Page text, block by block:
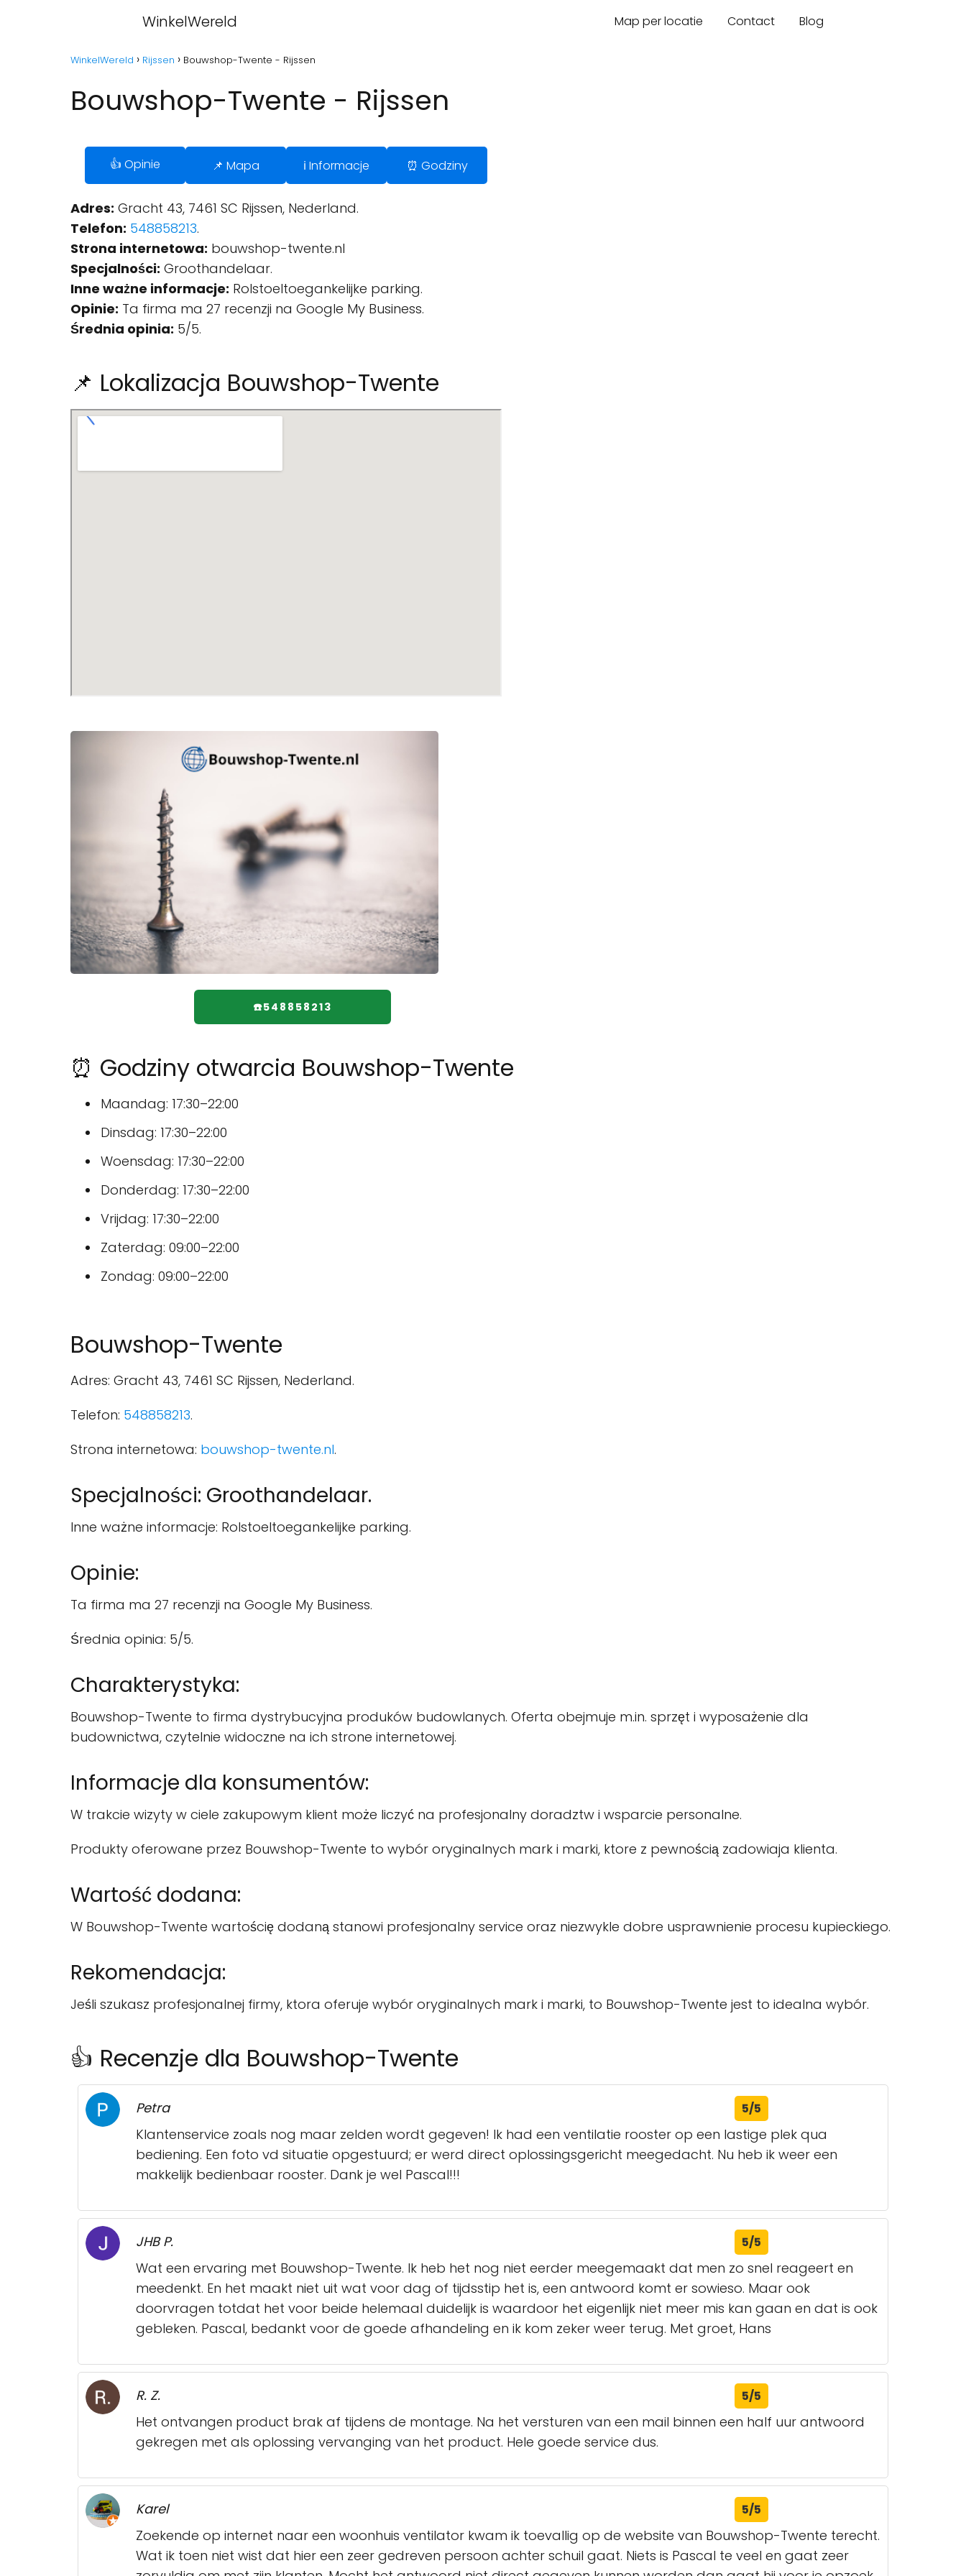
WinkelWereld Map per locatie Contact Blog
WinkelWereld Rijssen Bouwshop-Twente - Rijssen
Bouwshop-Twente - Rijssen
👍 Opinie 📌 Mapa ℹ️ Informacje ⏰ Godziny
Adres: Gracht 43, 7461 SC Rijssen, Nederland.
Telefon: 548858213.
Strona internetowa: bouwshop-twente.nl
Specjalności: Groothandelaar.
Inne ważne informacje: Rolstoeltoegankelijke parking.
Opinie: Ta firma ma 27 recenzji na Google My Business.
Średnia opinia: 5/5.
📌 Lokalizacja Bouwshop-Twente
☎️548858213
⏰ Godziny otwarcia Bouwshop-Twente
Maandag: 17:30–22:00
Dinsdag: 17:30–22:00
Woensdag: 17:30–22:00
Donderdag: 17:30–22:00
Vrijdag: 17:30–22:00
Zaterdag: 09:00–22:00
Zondag: 09:00–22:00
Bouwshop-Twente
Adres: Gracht 43, 7461 SC Rijssen, Nederland.
Telefon: 548858213.
Strona internetowa: bouwshop-twente.nl.
Specjalności: Groothandelaar.
Inne ważne informacje: Rolstoeltoegankelijke parking.
Opinie:
Ta firma ma 27 recenzji na Google My Business.
Średnia opinia: 5/5.
Charakterystyka:
Bouwshop-Twente to firma dystrybucyjna produków budowlanych. Oferta obejmuje m.in. sprzęt i wyposażenie dla
budownictwa, czytelnie widoczne na ich strone internetowej.
Informacje dla konsumentów:
W trakcie wizyty w ciele zakupowym klient może liczyć na profesjonalny doradztw i wsparcie personalne.
Produkty oferowane przez Bouwshop-Twente to wybór oryginalnych mark i marki, ktore z pewnością zadowiaja klienta.
Wartość dodana:
W Bouwshop-Twente wartościę dodaną stanowi profesjonalny service oraz niezwykle dobre usprawnienie procesu kupieckiego.
Rekomendacja:
Jeśli szukasz profesjonalnej firmy, ktora oferuje wybór oryginalnych mark i marki, to Bouwshop-Twente jest to idealna wybór.
👍 Recenzje dla Bouwshop-Twente
Petra 5/5
Klantenservice zoals nog maar zelden wordt gegeven! Ik had een ventilatie rooster op een lastige plek qua
bediening. Een foto vd situatie opgestuurd; er werd direct oplossingsgericht meegedacht. Nu heb ik weer een
makkelijk bedienbaar rooster. Dank je wel Pascal!!!
JHB P. 5/5
Wat een ervaring met Bouwshop-Twente. Ik heb het nog niet eerder meegemaakt dat men zo snel reageert en
meedenkt. En het maakt niet uit wat voor dag of tijdsstip het is, een antwoord komt er sowieso. Maar ook
doorvragen totdat het voor beide helemaal duidelijk is waardoor het eigenlijk niet meer mis kan gaan en dat is ook
gebleken. Pascal, bedankt voor de goede afhandeling en ik kom zeker weer terug. Met groet, Hans
R. Z. 5/5
Het ontvangen product brak af tijdens de montage. Na het versturen van een mail binnen een half uur antwoord
gekregen met als oplossing vervanging van het product. Hele goede service dus.
Karel 5/5
Zoekende op internet naar een woonhuis ventilator kwam ik toevallig op de website van Bouwshop-Twente terecht.
Wat ik toen niet wist dat hier een zeer gedreven persoon achter schuil gaat. Niets is Pascal te veel en gaat zeer